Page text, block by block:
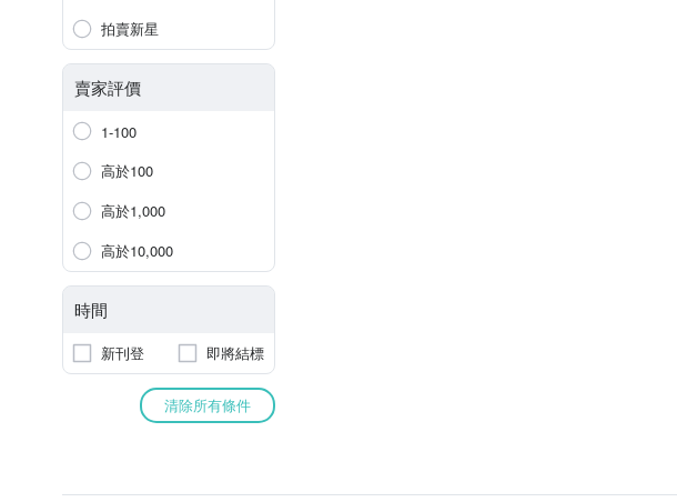
拍賣新星
賣家評價
1-100
高於100
高於1,000
高於10,000
時間
新刊登 即將結標
清除所有條件